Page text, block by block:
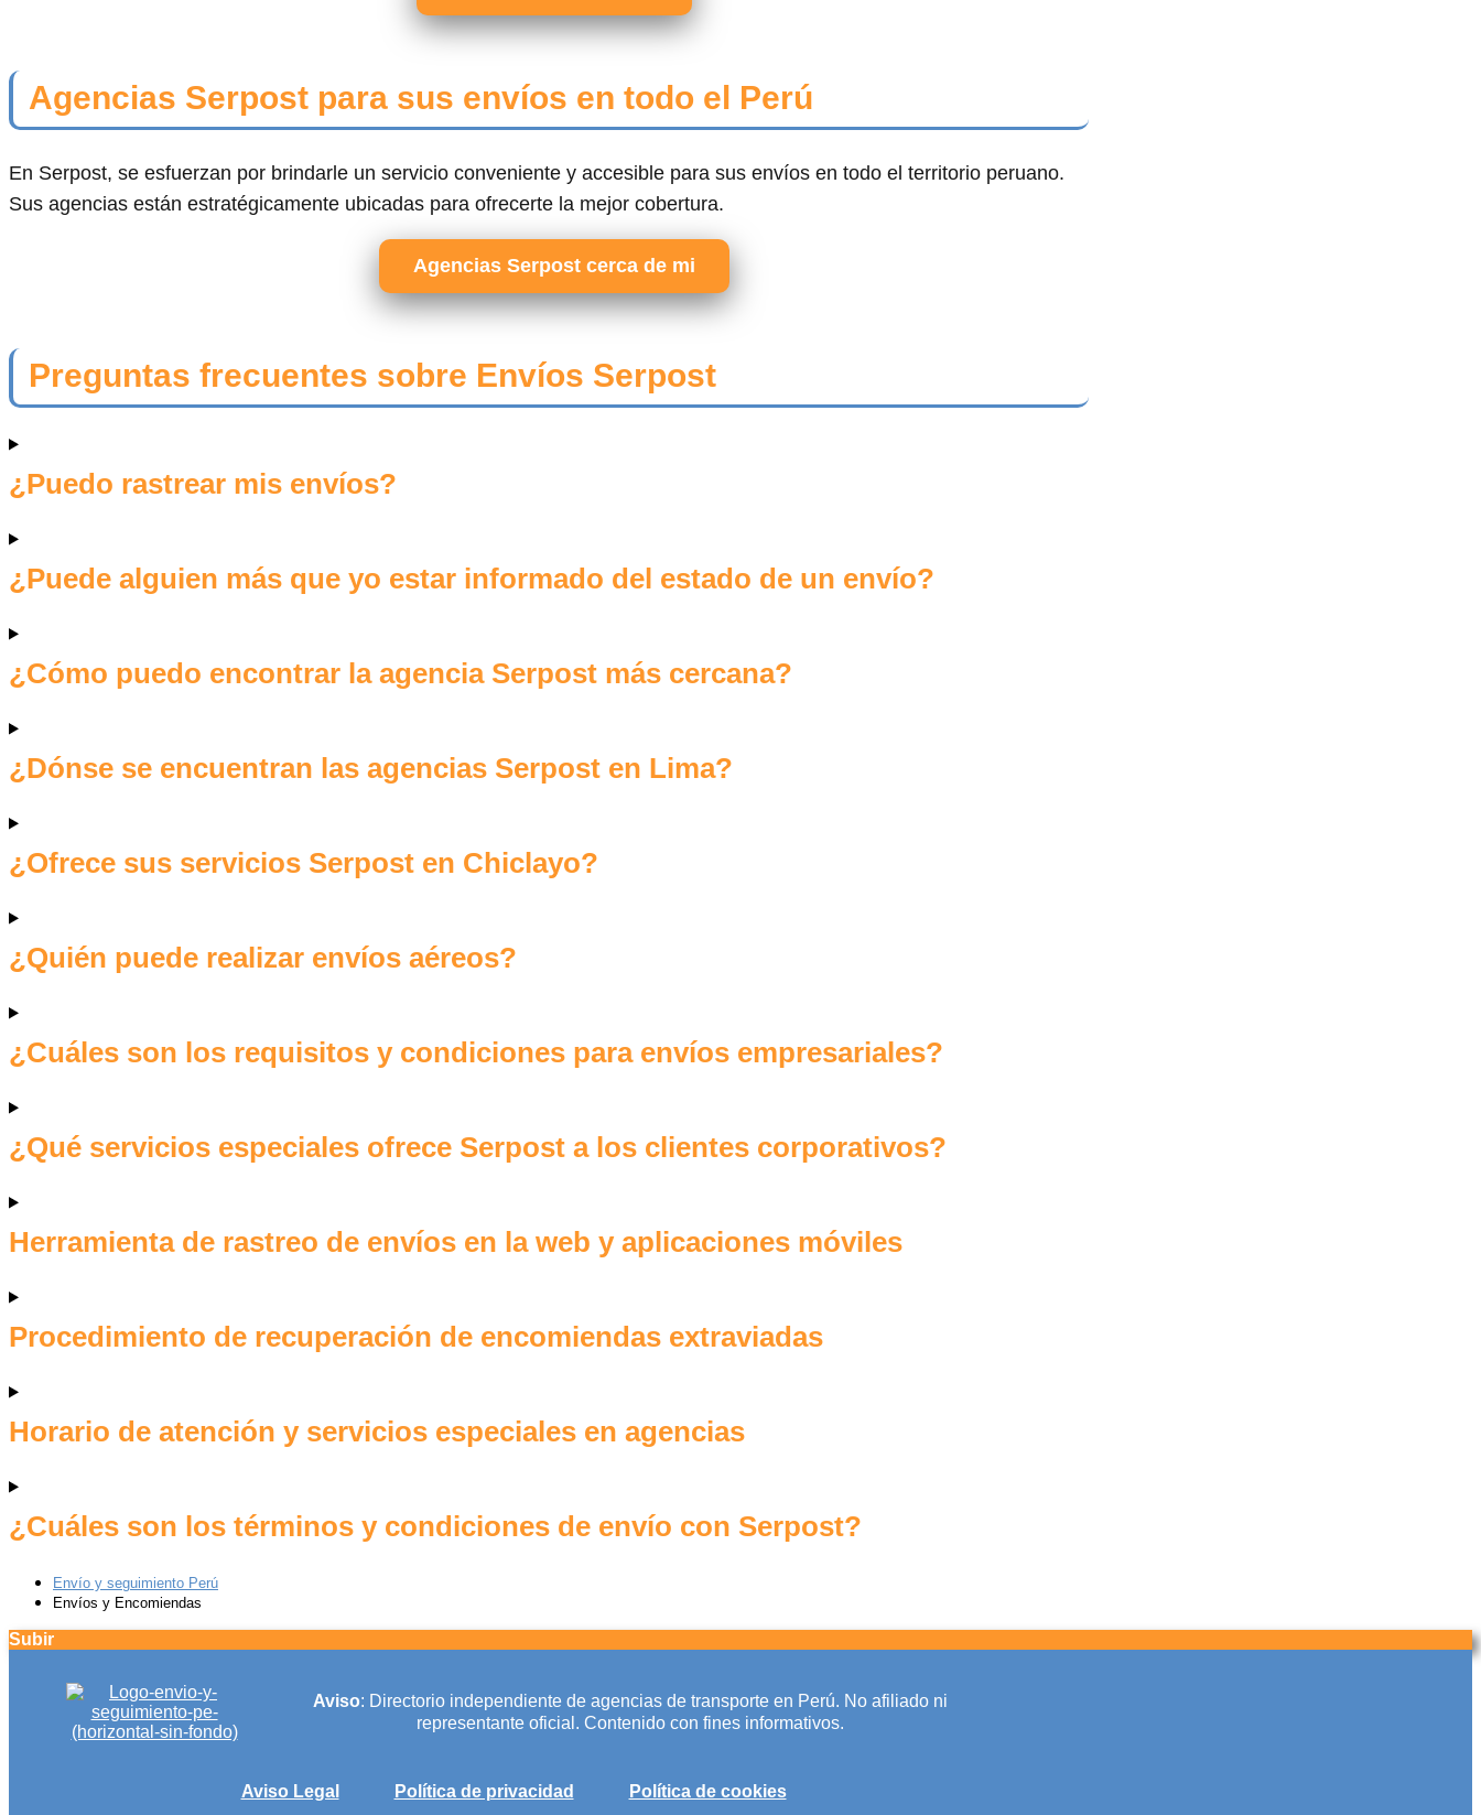
Agencias Serpost para sus envíos en todo el Perú
En Serpost, se esfuerzan por brindarle un servicio conveniente y accesible para sus envíos en todo el territorio peruano.
Sus agencias están estratégicamente ubicadas para ofrecerte la mejor cobertura.
Agencias Serpost cerca de mi
Preguntas frecuentes sobre Envíos Serpost
¿Puedo rastrear mis envíos?
¿Puede alguien más que yo estar informado del estado de un envío?
¿Cómo puedo encontrar la agencia Serpost más cercana?
¿Dónse se encuentran las agencias Serpost en Lima?
¿Ofrece sus servicios Serpost en Chiclayo?
¿Quién puede realizar envíos aéreos?
¿Cuáles son los requisitos y condiciones para envíos empresariales?
¿Qué servicios especiales ofrece Serpost a los clientes corporativos?
Herramienta de rastreo de envíos en la web y aplicaciones móviles
Procedimiento de recuperación de encomiendas extraviadas
Horario de atención y servicios especiales en agencias
¿Cuáles son los términos y condiciones de envío con Serpost?
Envío y seguimiento Perú
Envíos y Encomiendas
Subir
Aviso: Directorio independiente de agencias de transporte en Perú. No afiliado ni
representante oficial. Contenido con fines informativos.
Aviso Legal Política de privacidad Política de cookies